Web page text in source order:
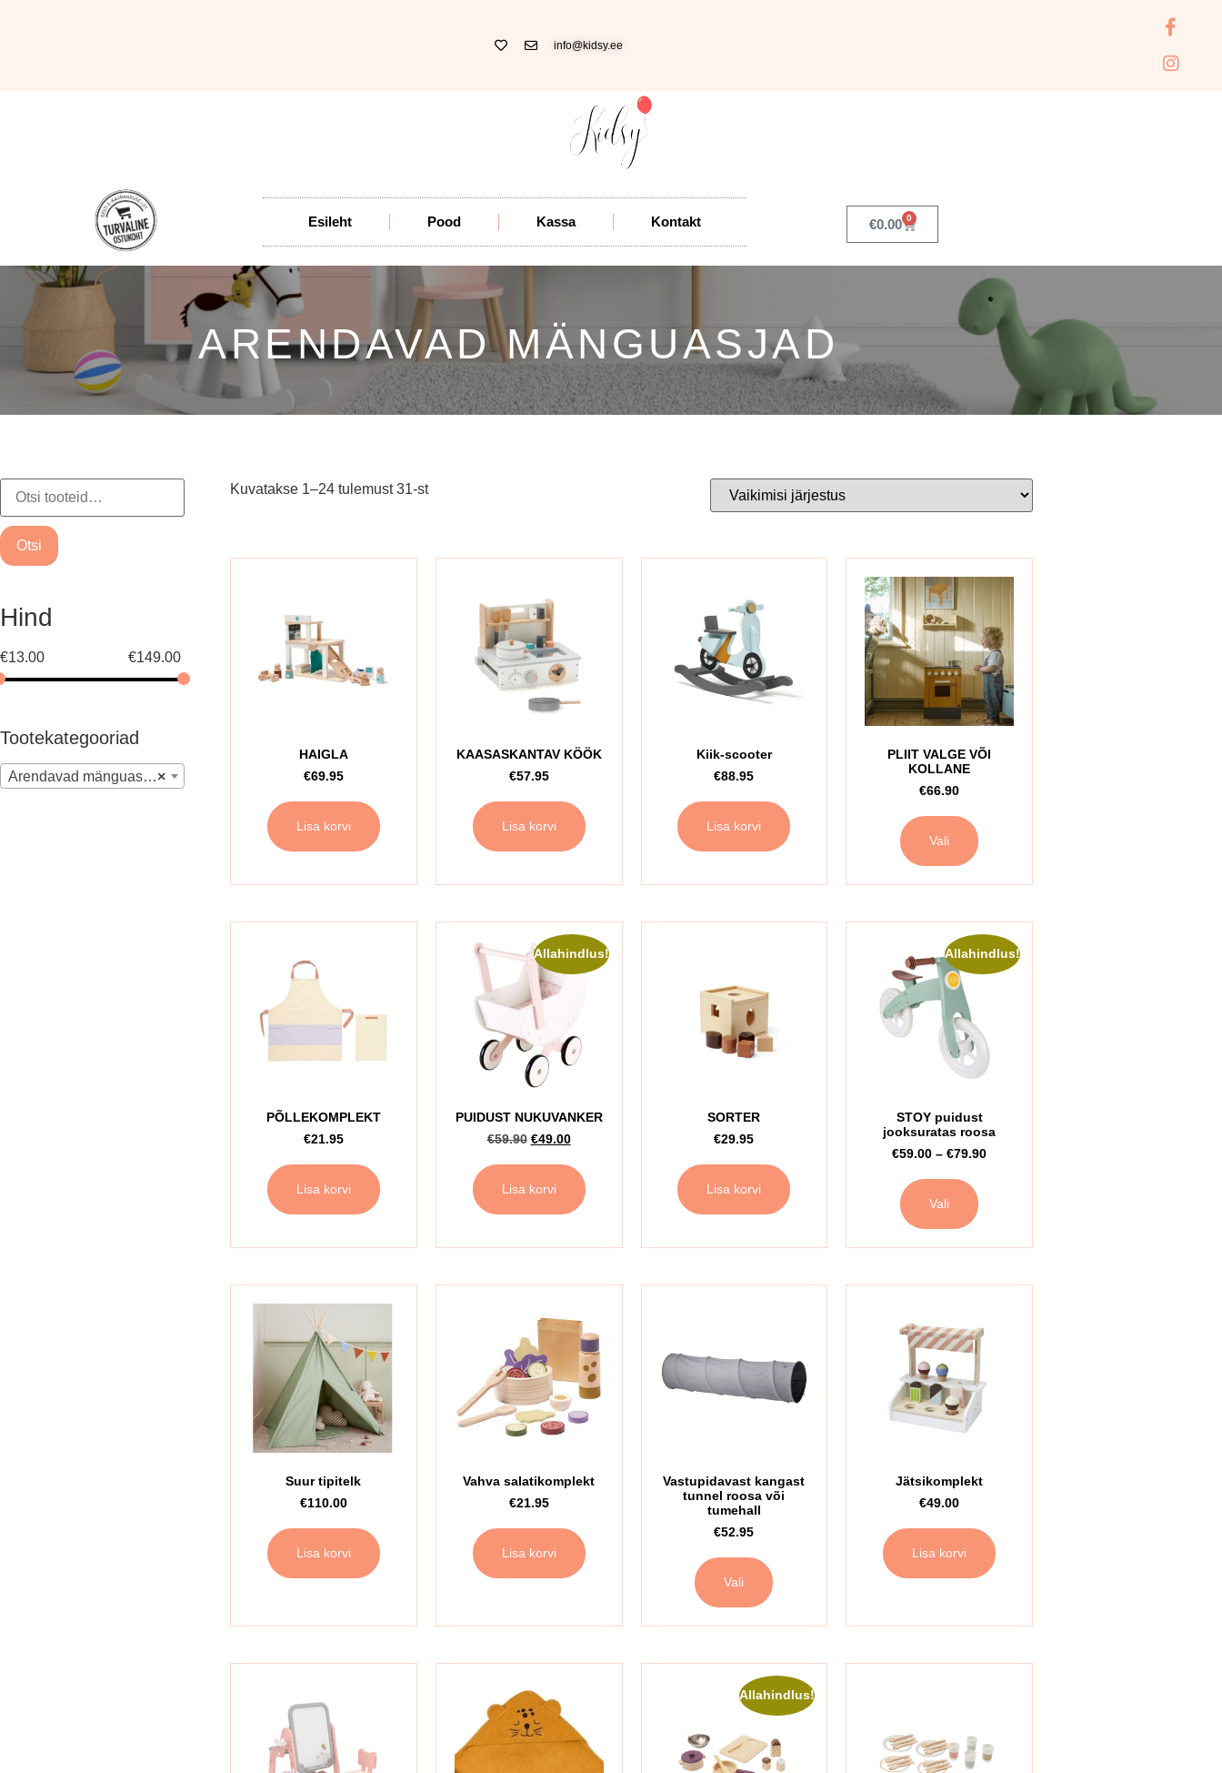
info@kidsy.ee
Esileht Pood Kassa Kontakt €0.00 0
ARENDAVAD MÄNGUASJAD
Otsi
Hind
€13.00 €149.00
Tootekategooriad
×
Arendavad mänguasjad
Kuvatakse 1–24 tulemust 31-st
HAIGLA
€69.95
Lisa korvi
KAASASKANTAV KÖÖK
€57.95
Lisa korvi
Kiik-scooter
€88.95
Lisa korvi
PLIIT VALGE VÕI
KOLLANE
€66.90
Vali
PÕLLEKOMPLEKT
€21.95
Lisa korvi
Allahindlus!
PUIDUST NUKUVANKER
€59.90 €49.00
Lisa korvi
SORTER
€29.95
Lisa korvi
Allahindlus!
STOY puidust
jooksuratas roosa
€59.00 – €79.90
Vali
Suur tipitelk
€110.00
Lisa korvi
Vahva salatikomplekt
€21.95
Lisa korvi
Vastupidavast kangast
tunnel roosa või
tumehall
€52.95
Vali
Jätsikomplekt
€49.00
Lisa korvi
Allahindlus!